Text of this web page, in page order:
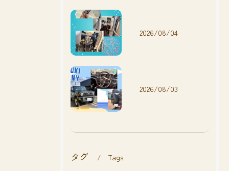
2026/08/04
2026/08/03
タグ Tags